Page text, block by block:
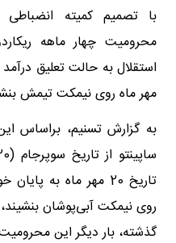
با تصمیم کمیته انضباطی
محرومیت چهار ماهه
مهر ماه روی نیمکت تیمش
به گزارش تسنیم، براساس
تاریخ 20 مهر ماه به
روی نیمکت آبی‌پوشان
گذشته، بار دیگر این